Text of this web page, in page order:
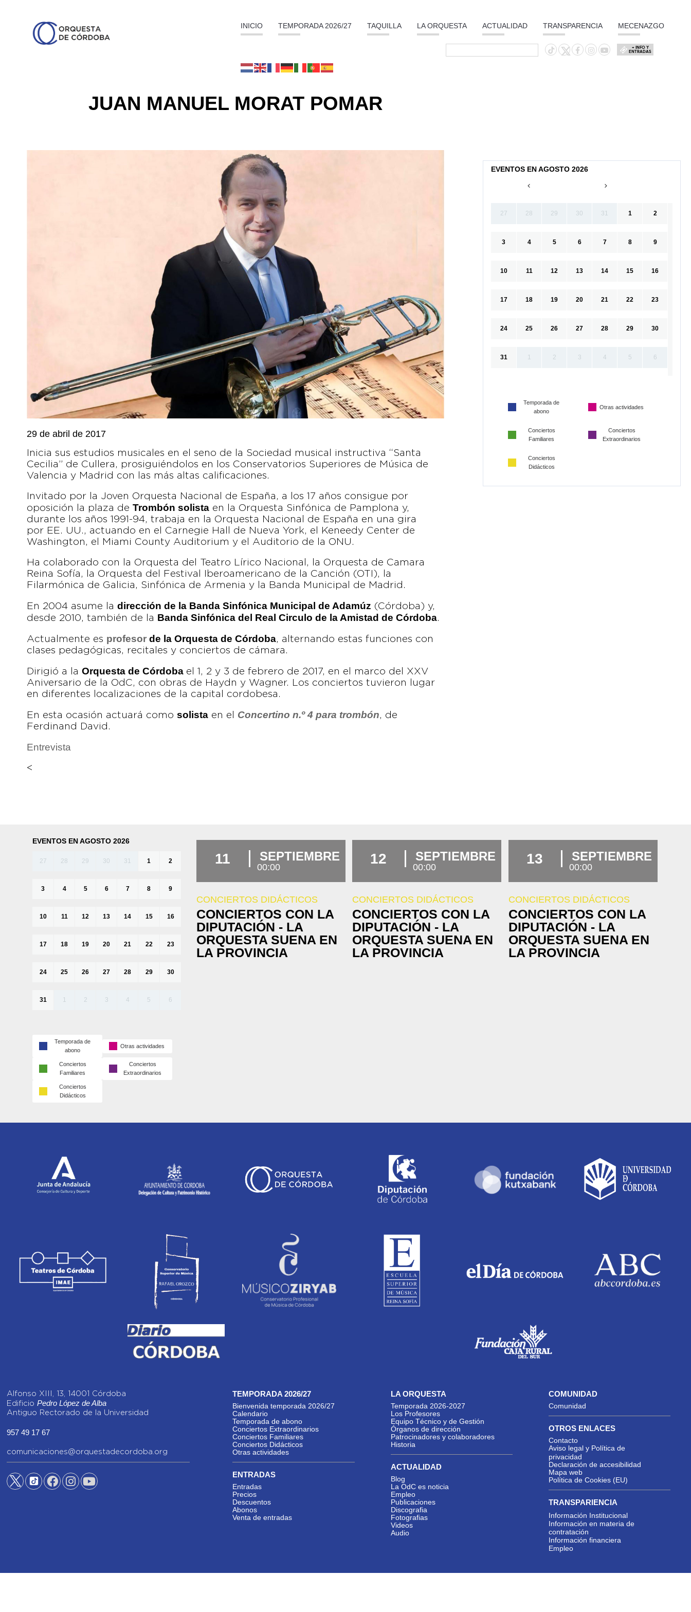
INICIO TEMPORADA 2026/27 TAQUILLA LA ORQUESTA ACTUALIDAD TRANSPARENCIA MECENAZGO
+ INFO Y
ENTRADAS
JUAN MANUEL MORAT POMAR
29 de abril de 2017
Inicia sus estudios musicales en el seno de la Sociedad musical instructiva “Santa
Cecilia” de Cullera, prosiguiéndolos en los Conservatorios Superiores de Música de
Valencia y Madrid con las más altas calificaciones.
Invitado por la Joven Orquesta Nacional de España, a los 17 años consigue por
oposición la plaza de Trombón solista en la Orquesta Sinfónica de Pamplona y,
durante los años 1991-94, trabaja en la Orquesta Nacional de España en una gira
por EE. UU., actuando en el Carnegie Hall de Nueva York, el Keneedy Center de
Washington, el Miami County Auditorium y el Auditorio de la ONU.
Ha colaborado con la Orquesta del Teatro Lírico Nacional, la Orquesta de Camara
Reina Sofía, la Orquesta del Festival Iberoamericano de la Canción (OTI), la
Filarmónica de Galicia, Sinfónica de Armenia y la Banda Municipal de Madrid.
En 2004 asume la dirección de la Banda Sinfónica Municipal de Adamúz (Córdoba) y,
desde 2010, también de la Banda Sinfónica del Real Circulo de la Amistad de Córdoba.
Actualmente es profesor de la Orquesta de Córdoba, alternando estas funciones con
clases pedagógicas, recitales y conciertos de cámara.
Dirigió a la Orquesta de Córdoba el 1, 2 y 3 de febrero de 2017, en el marco del XXV
Aniversario de la OdC, con obras de Haydn y Wagner. Los conciertos tuvieron lugar
en diferentes localizaciones de la capital cordobesa.
En esta ocasión actuará como solista en el Concertino n.º 4 para trombón, de
Ferdinand David.
Entrevista
<
EVENTOS EN AGOSTO 2026
27 28 29 30 31 1 2
3 4 5 6 7 8 9
10 11 12 13 14 15 16
17 18 19 20 21 22 23
24 25 26 27 28 29 30
31 1 2 3 4 5 6
Temporada de
abono
Otras actividades
Conciertos
Familiares
Conciertos
Extraordinarios
Conciertos
Didácticos
EVENTOS EN AGOSTO 2026
27 28 29 30 31 1 2
3 4 5 6 7 8 9
10 11 12 13 14 15 16
17 18 19 20 21 22 23
24 25 26 27 28 29 30
31 1 2 3 4 5 6
Temporada de
abono
Otras actividades
Conciertos
Familiares
Conciertos
Extraordinarios
Conciertos
Didácticos
11 SEPTIEMBRE
00:00
CONCIERTOS DIDÁCTICOS
CONCIERTOS CON LA
DIPUTACIÓN - LA
ORQUESTA SUENA EN
LA PROVINCIA
12 SEPTIEMBRE
00:00
CONCIERTOS DIDÁCTICOS
CONCIERTOS CON LA
DIPUTACIÓN - LA
ORQUESTA SUENA EN
LA PROVINCIA
13 SEPTIEMBRE
00:00
CONCIERTOS DIDÁCTICOS
CONCIERTOS CON LA
DIPUTACIÓN - LA
ORQUESTA SUENA EN
LA PROVINCIA
Alfonso XIII, 13, 14001 Córdoba
EdificioPedro López de Alba
Antiguo Rectorado de la Universidad
957 49 17 67
comunicaciones@orquestadecordoba.org
TEMPORADA 2026/27
Bienvenida temporada 2026/27
Calendario
Temporada de abono
Conciertos Extraordinarios
Conciertos Familiares
Conciertos Didácticos
Otras actividades
ENTRADAS
Entradas
Precios
Descuentos
Abonos
Venta de entradas
LA ORQUESTA
Temporada 2026-2027
Los Profesores
Equipo Técnico y de Gestión
Órganos de dirección
Patrocinadores y colaboradores
Historia
ACTUALIDAD
Blog
La OdC es noticia
Empleo
Publicaciones
Discografia
Fotografias
Videos
Audio
COMUNIDAD
Comunidad
OTROS ENLACES
Contacto
Aviso legal y Política de
privacidad
Declaración de accesibilidad
Mapa web
Política de Cookies (EU)
TRANSPARIENCIA
Información Institucional
Información en materia de
contratación
Información financiera
Empleo